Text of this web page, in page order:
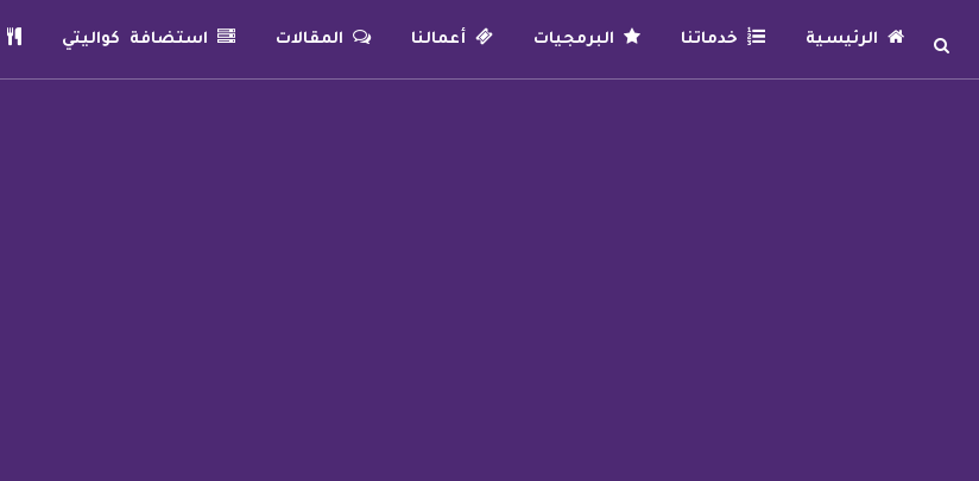
الرئيسية خدماتنا البرمجيات أعمالنا المقالات استضافة كواليتي